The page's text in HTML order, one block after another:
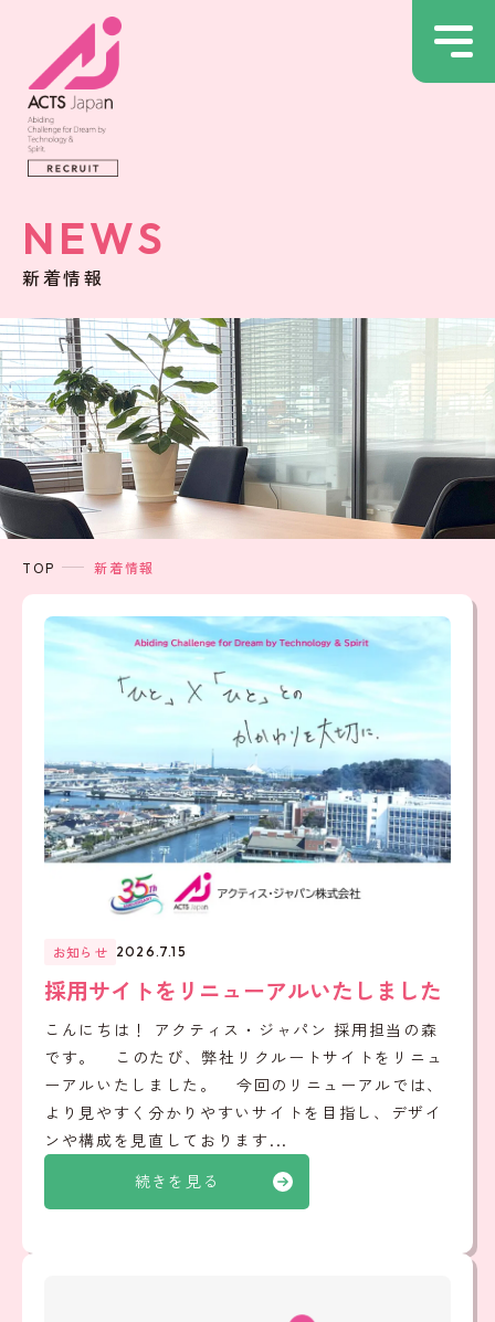
NEWS
新着情報
TOP 新着情報
続きを見る
お知らせ 2026.7.15
採用サイトをリニューアルいたしました
こんにちは！ アクティス・ジャパン 採用担当の森
です。 このたび、弊社リクルートサイトをリニュ
ーアルいたしました。 今回のリニューアルでは、
より見やすく分かりやすいサイトを目指し、デザイ
ンや構成を見直しております...